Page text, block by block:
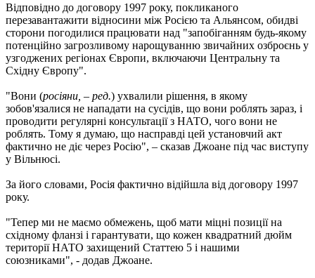
Відповідно до договору 1997 року, покликаного
перезавантажити відносини між Росією та Альянсом, обидві
сторони погодилися працювати над "запобіганням будь-якому
потенційно загрозливому нарощуванню звичайних озброєнь у
узгоджених регіонах Європи, включаючи Центральну та
Східну Європу".
"Вони (росіяни, – ред.) ухвалили рішення, в якому
зобов'язалися не нападати на сусідів, що вони роблять зараз, і
проводити регулярні консультації з НАТО, чого вони не
роблять. Тому я думаю, що насправді цей установчий акт
фактично не діє через Росію", – сказав Джоане під час виступу
у Вільнюсі.
За його словами, Росія фактично відійшла від договору 1997
року.
"Тепер ми не маємо обмежень, щоб мати міцні позиції на
східному фланзі і гарантувати, що кожен квадратний дюйм
території НАТО захищений Статтею 5 і нашими
союзниками", - додав Джоане.